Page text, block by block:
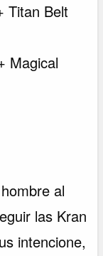
Titan Belt
Magical
al
las Kran
intencione,